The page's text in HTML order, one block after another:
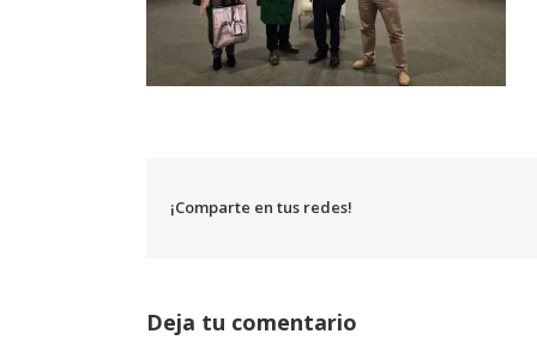
¡Comparte en tus redes!
Deja tu comentario